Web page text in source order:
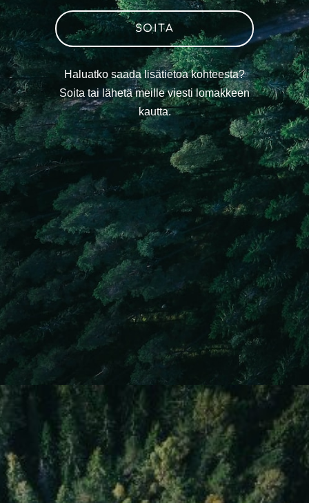
SOITA
Haluatko saada lisätietoa kohteesta?
Soita tai lähetä meille viesti lomakkeen
kautta.